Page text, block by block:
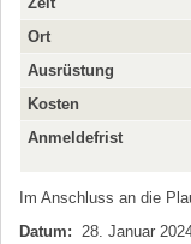
Ort
Ausrüstung
Kosten
Anmeldefrist
Im Anschluss an die
Datum: 28. Januar